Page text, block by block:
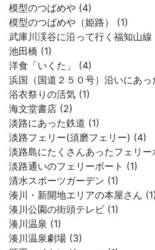
模型のつばめや (4)
模型のつばめや（姫路） (1)
武庫川渓谷に沿って行く福知山線
池田橋 (1)
洋食「いくた」 (4)
浜国（国道２５０号）沿いにあ
浴衣祭りの活気 (1)
海文堂書店 (2)
淡路にあった鉄道 (1)
淡路フェリー(須磨フェリー) (4)
淡路島にたくさんあったフェリー
淡路通いのフェリーボート (1)
清水スポーツガーデン (1)
湊川・新開地エリアの本屋さん (1)
湊川公園の街頭テレビ (1)
湊川温泉 (1)
湊川温泉劇場 (3)